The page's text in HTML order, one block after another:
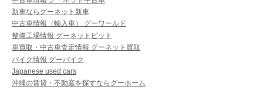
新車ならグーネット新車
中古車情報（輸入車） グーワールド
整備工場情報 グーネットピット
車買取・中古車査定情報 グーネット買取
バイク情報 グーバイク
Japanese used cars
沖縄の賃貸・不動産を探すならグーホーム